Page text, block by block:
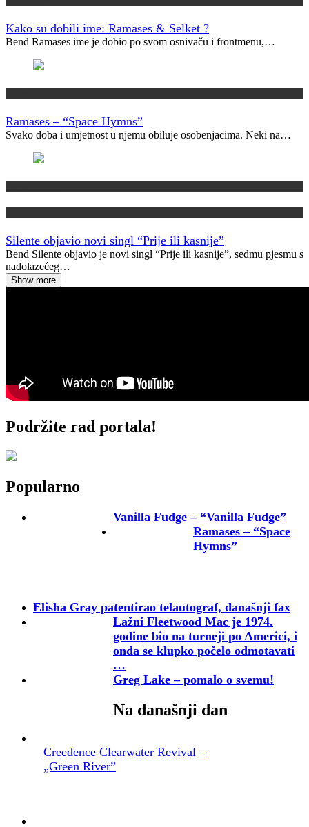
Kako su dobili ime: Ramases & Selket ?
Bend Ramases ime je dobio po svom osnivaču i frontmenu,…
Ramases – “Space Hymns”
Svako doba i umjetnost u njemu obiluje osobenjacima. Neki na…
Silente objavio novi singl “Prije ili kasnije”
Bend Silente objavio je novi singl “Prije ili kasnije”, sedmu pjesmu s
nadolazećeg…
Show more
Podržite rad portala!
Popularno
Vanilla Fudge – “Vanilla Fudge”
Ramases – “Space
Hymns”
Elisha Gray patentirao telautograf, današnji fax
Lažni Fleetwood Mac je 1974.
godine bio na turneji po Americi, i
onda se klupko počelo odmotavati
…
Greg Lake – pomalo o svemu!
Na današnji dan
Creedence Clearwater Revival –
„Green River”